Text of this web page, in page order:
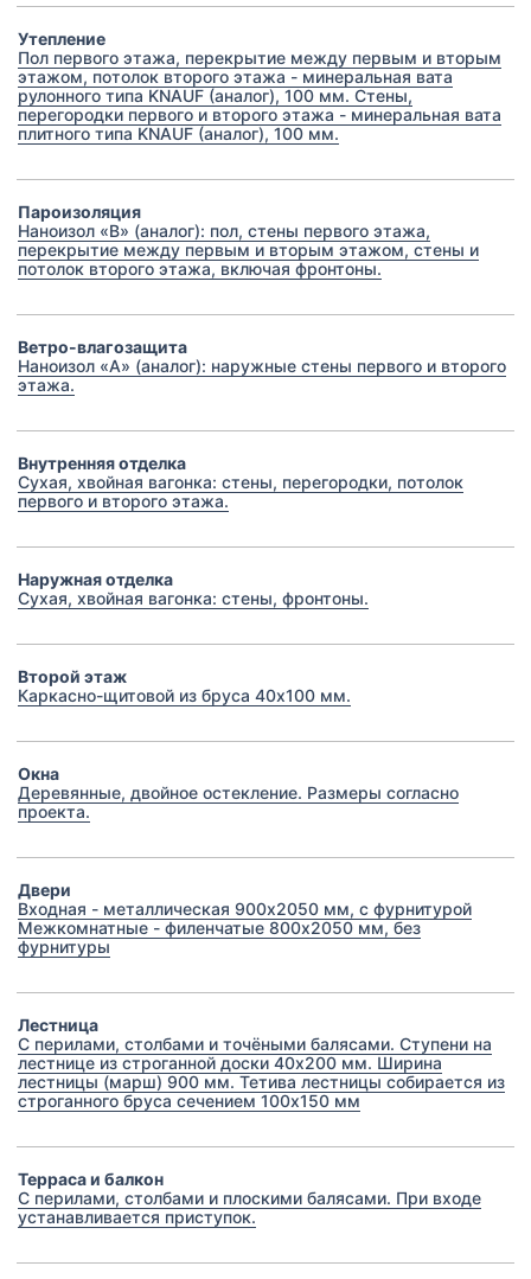
Утепление
Пол первого этажа, перекрытие между первым и вторым
этажом, потолок второго этажа - минеральная вата
рулонного типа KNAUF (аналог), 100 мм. Стены,
перегородки первого и второго этажа - минеральная вата
плитного типа KNAUF (аналог), 100 мм.
Пароизоляция
Наноизол «В» (аналог): пол, стены первого этажа,
перекрытие между первым и вторым этажом, стены и
потолок второго этажа, включая фронтоны.
Ветро-влагозащита
Наноизол «А» (аналог): наружные стены первого и второго
этажа.
Внутренняя отделка
Сухая, хвойная вагонка: стены, перегородки, потолок
первого и второго этажа.
Наружная отделка
Сухая, хвойная вагонка: стены, фронтоны.
Второй этаж
Каркасно-щитовой из бруса 40х100 мм.
Окна
Деревянные, двойное остекление. Размеры согласно
проекта.
Двери
Входная - металлическая 900х2050 мм, с фурнитурой
Межкомнатные - филенчатые 800х2050 мм, без
фурнитуры
Лестница
С перилами, столбами и точёными балясами. Ступени на
лестнице из строганной доски 40х200 мм. Ширина
лестницы (марш) 900 мм. Тетива лестницы собирается из
строганного бруса сечением 100х150 мм
Терраса и балкон
С перилами, столбами и плоскими балясами. При входе
устанавливается приступок.